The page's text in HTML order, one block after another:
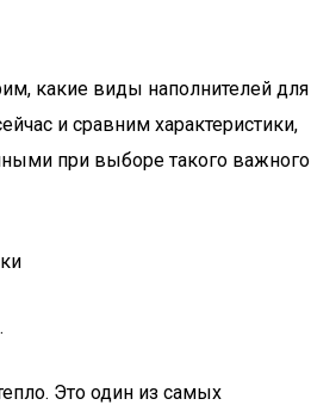
какие виды наполнителей для
и сравним характеристики,
при выборе такого важного
Это один из самых